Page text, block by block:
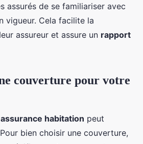
assurés de se familiariser avec
vigueur. Cela facilite la
assureur et assure un rapport
couverture pour votre
assurance habitation peut
bien choisir une couverture,